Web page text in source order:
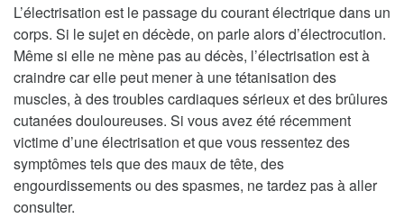
L’électrisation est le passage du courant électrique dans un
corps. Si le sujet en décède, on parle alors d’électrocution.
Même si elle ne mène pas au décès, l’électrisation est à
craindre car elle peut mener à une tétanisation des
muscles, à des troubles cardiaques sérieux et des brûlures
cutanées douloureuses. Si vous avez été récemment
victime d’une électrisation et que vous ressentez des
symptômes tels que des maux de tête, des
engourdissements ou des spasmes, ne tardez pas à aller
consulter.